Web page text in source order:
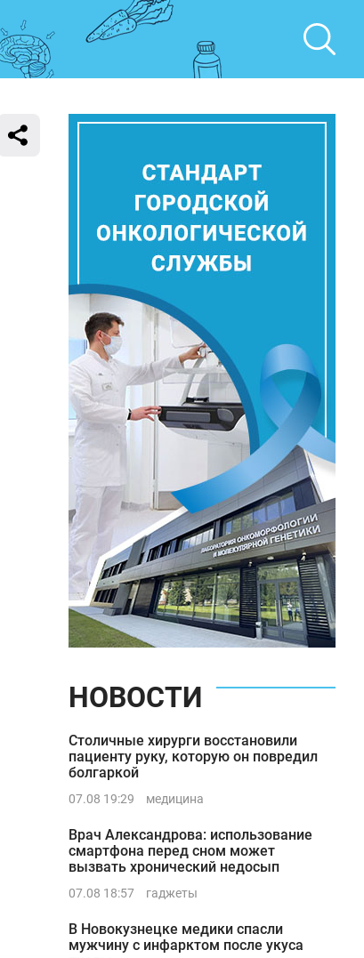
НОВОСТИ
Столичные хирурги восстановили
пациенту руку, которую он повредил
болгаркой
07.08 19:29 медицина
Врач Александрова: использование
смартфона перед сном может
вызвать хронический недосып
07.08 18:57 гаджеты
В Новокузнецке медики спасли
мужчину с инфарктом после укуса